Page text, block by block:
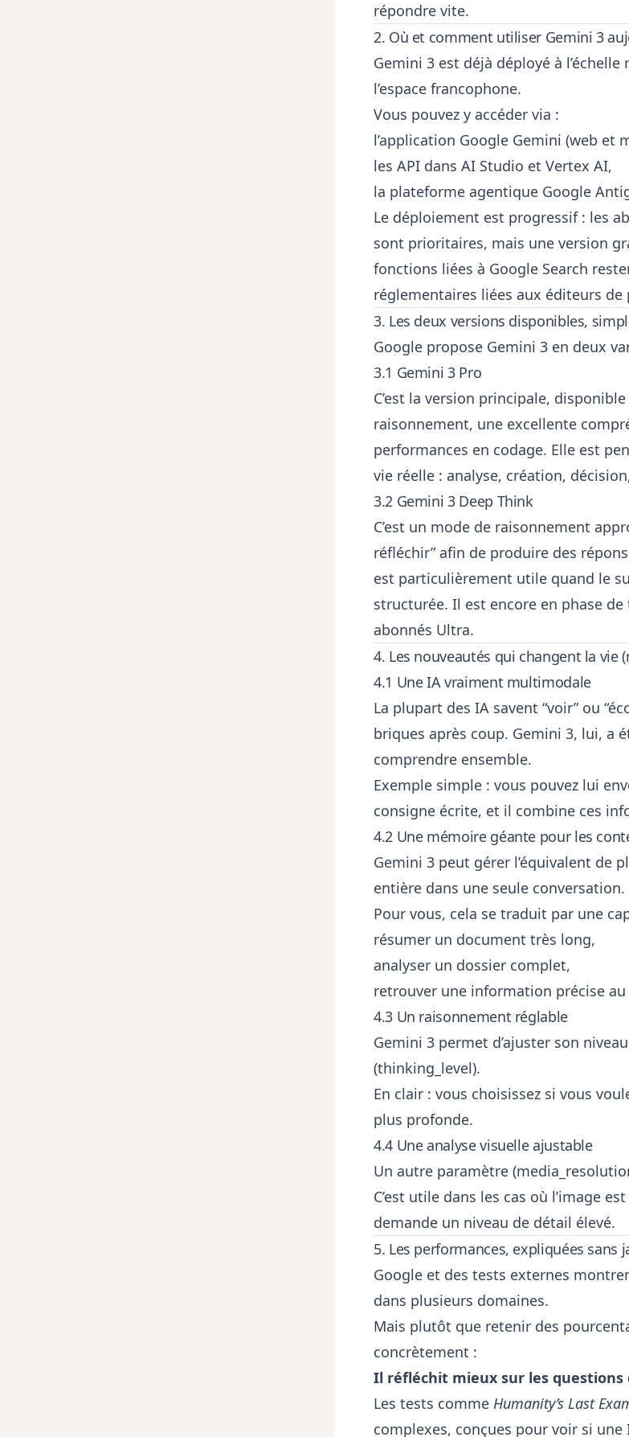
répondre vite.
2. Où et comment utiliser Gemini 3
Gemini 3 est déjà déployé à
l’espace francophone.
Vous pouvez y accéder via :
l’application Google Gemini (web et
les API dans AI Studio et Vertex AI,
la plateforme agentique Google
Le déploiement est progressif : les
sont prioritaires, mais une version
fonctions liées à Google Search
réglementaires liées aux éditeurs de
3. Les deux versions disponibles,
Google propose Gemini 3 en deux
3.1 Gemini 3 Pro
C’est la version principale,
raisonnement, une excellente
performances en codage. Elle est
vie réelle : analyse, création,
3.2 Gemini 3 Deep Think
C’est un mode de raisonnement
réfléchir” afin de produire des
est particulièrement utile quand le
structurée. Il est encore en phase
abonnés Ultra.
4. Les nouveautés qui changent la vie
4.1 Une IA vraiment multimodale
La plupart des IA savent “voir” ou
briques après coup. Gemini 3, lui, a
comprendre ensemble.
Exemple simple : vous pouvez lui
consigne écrite, et il combine ces
4.2 Une mémoire géante pour les
Gemini 3 peut gérer l’équivalent de
entière dans une seule conversation.
Pour vous, cela se traduit par une
résumer un document très long,
analyser un dossier complet,
retrouver une information précise
4.3 Un raisonnement réglable
Gemini 3 permet d’ajuster son
(thinking_level).
En clair : vous choisissez si vous
plus profonde.
4.4 Une analyse visuelle ajustable
Un autre paramètre
C’est utile dans les cas où l’image
demande un niveau de détail élevé.
5. Les performances, expliquées sans
Google et des tests externes
dans plusieurs domaines.
Mais plutôt que retenir des
concrètement :
Il réfléchit mieux sur les questions
Les tests comme Humanity’s Last
complexes, conçues pour voir si